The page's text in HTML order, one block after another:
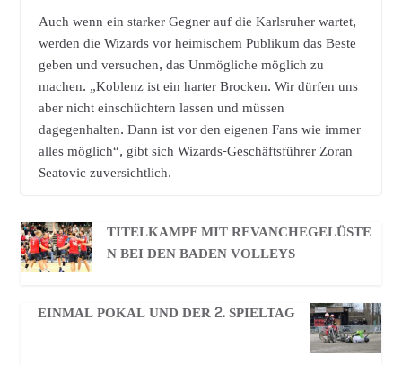
Auch wenn ein starker Gegner auf die Karlsruher wartet,
werden die Wizards vor heimischem Publikum das Beste
geben und versuchen, das Unmögliche möglich zu
machen. „Koblenz ist ein harter Brocken. Wir dürfen uns
aber nicht einschüchtern lassen und müssen
dagegenhalten. Dann ist vor den eigenen Fans wie immer
alles möglich“, gibt sich Wizards-Geschäftsführer Zoran
Seatovic zuversichtlich.
TITELKAMPF MIT REVANCHEGELÜSTE
N BEI DEN BADEN VOLLEYS
EINMAL POKAL UND DER 2. SPIELTAG